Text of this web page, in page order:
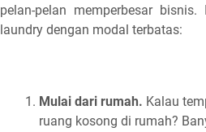
pelan-pelan memperbesar
laundry dengan modal terbatas:
Mulai dari rumah. Kalau
ruang kosong di rumah?